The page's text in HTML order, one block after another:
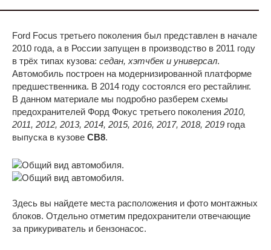
Ford Focus третьего поколения был представлен в начале
2010 года, а в России запущен в производство в 2011 году
в трёх типах кузова: седан, хэтчбек и универсал.
Автомобиль построен на модернизированной платформе
предшественника. В 2014 году состоялся его рестайлинг.
В данном материале мы подробно разберем схемы
предохранителей Форд Фокус третьего поколения 2010,
2011, 2012, 2013, 2014, 2015, 2016, 2017, 2018, 2019 года
выпуска в кузове CB8.
Здесь вы найдете места расположения и фото монтажных
блоков. Отдельно отметим предохранители отвечающие
за прикуриватель и бензонасос.